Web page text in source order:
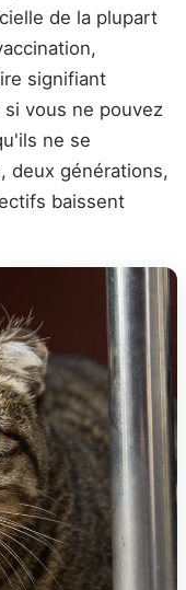
de la plupart
signifiant
vous ne pouvez
ne se
deux générations,
baissent